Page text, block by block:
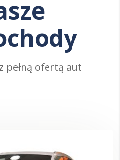
pełną ofertą aut